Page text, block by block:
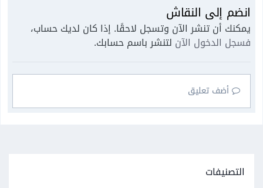
انضم إلى النقاش
يمكنك أن تنشر الآن وتسجل لاحقًا. إذا كان لديك حساب،
فسجل الدخول الآن لتنشر باسم حسابك.
أضف تعليق
التصنيفات